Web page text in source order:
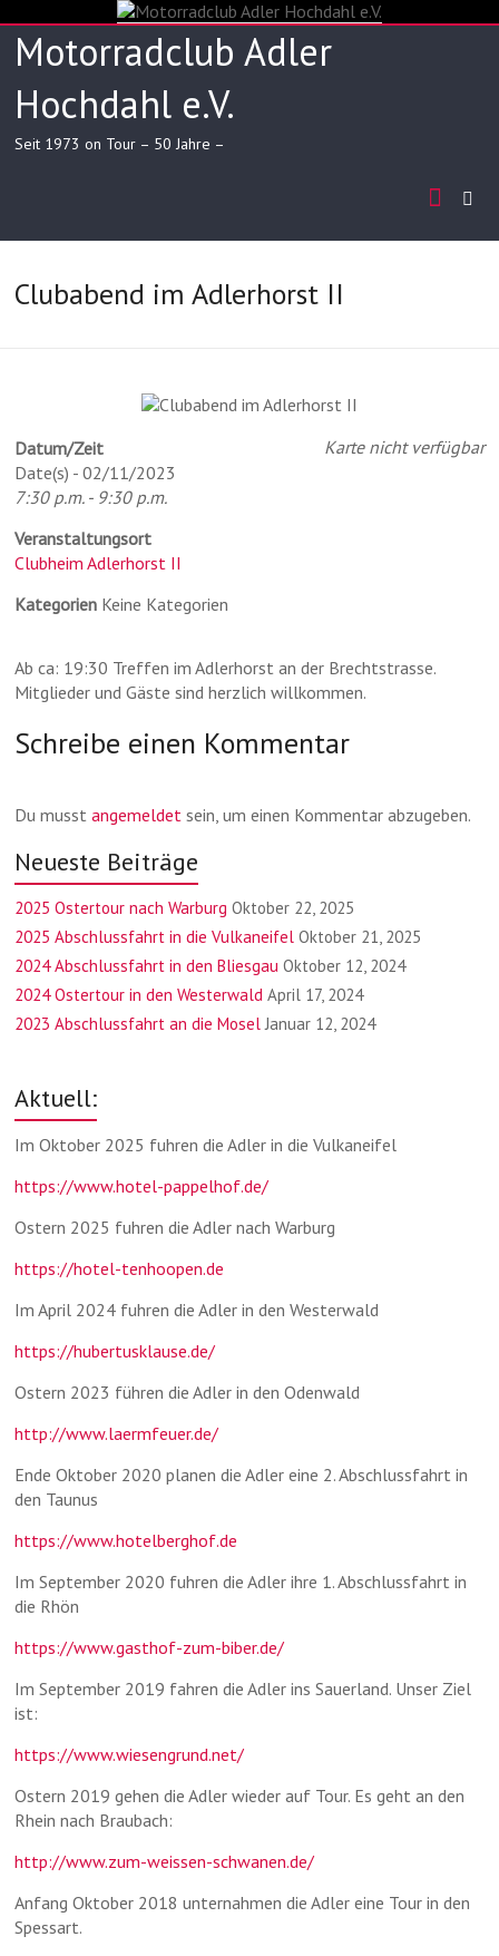
to
content
Motorradclub Adler
Hochdahl e.V.
Seit 1973 on Tour – 50 Jahre –
Clubabend im Adlerhorst II
Karte nicht verfügbar
Datum/Zeit
Date(s) - 02/11/2023
7:30 p.m. - 9:30 p.m.
Veranstaltungsort
Clubheim Adlerhorst II
Kategorien Keine Kategorien
Ab ca: 19:30 Treffen im Adlerhorst an der Brechtstrasse.
Mitglieder und Gäste sind herzlich willkommen.
Schreibe einen Kommentar
Du musstangemeldet sein, um einen Kommentar abzugeben.
Neueste Beiträge
2025 Ostertour nach Warburg Oktober 22, 2025
2025 Abschlussfahrt in die Vulkaneifel Oktober 21, 2025
2024 Abschlussfahrt in den Bliesgau Oktober 12, 2024
2024 Ostertour in den Westerwald April 17, 2024
2023 Abschlussfahrt an die Mosel Januar 12, 2024
Aktuell:
Im Oktober 2025 fuhren die Adler in die Vulkaneifel
https://www.hotel-pappelhof.de/
Ostern 2025 fuhren die Adler nach Warburg
https://hotel-tenhoopen.de
Im April 2024 fuhren die Adler in den Westerwald
https://hubertusklause.de/
Ostern 2023 führen die Adler in den Odenwald
http://www.laermfeuer.de/
Ende Oktober 2020 planen die Adler eine 2. Abschlussfahrt in
den Taunus
https://www.hotelberghof.de
Im September 2020 fuhren die Adler ihre 1. Abschlussfahrt in
die Rhön
https://www.gasthof-zum-biber.de/
Im September 2019 fahren die Adler ins Sauerland. Unser Ziel
ist:
https://www.wiesengrund.net/
Ostern 2019 gehen die Adler wieder auf Tour. Es geht an den
Rhein nach Braubach:
http://www.zum-weissen-schwanen.de/
Anfang Oktober 2018 unternahmen die Adler eine Tour in den
Spessart.